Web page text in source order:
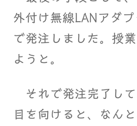
外付け無線LANアダ
で発注しました。授
ようと。
それで発注完了して
目を向けると、なん